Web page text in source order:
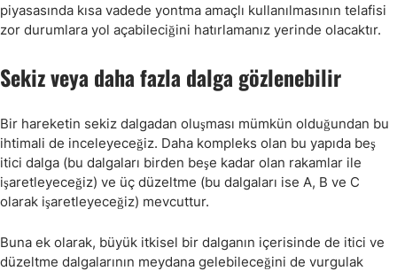
piyasasında kısa vadede yontma amaçlı kullanılmasının telafisi
zor durumlara yol açabileciğini hatırlamanız yerinde olacaktır.
Sekiz veya daha fazla dalga gözlenebilir
Bir hareketin sekiz dalgadan oluşması mümkün olduğundan bu
ihtimali de inceleyeceğiz. Daha kompleks olan bu yapıda beş
itici dalga (bu dalgaları birden beşe kadar olan rakamlar ile
işaretleyeceğiz) ve üç düzeltme (bu dalgaları ise A, B ve C
olarak işaretleyeceğiz) mevcuttur.
Buna ek olarak, büyük itkisel bir dalganın içerisinde de itici ve
düzeltme dalgalarının meydana gelebileceğini de vurgulak